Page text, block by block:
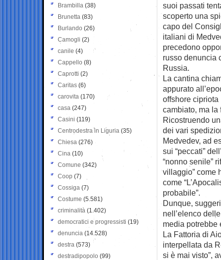
suoi passati
scoperto una
capo del
italiani di
precedono
russo denuncia
Russia.
La cantina
appurato
offshore cipriota
cambiato, ma la
Ricostruendo
dei vari
Medvedev, ad
sui “peccati”
“nonno senile”
villaggio” come
come
probabile”.
Dunque,
nell’elenco
media potrebbe
La Fattoria di
interpellata da
si è mai visto”,
Brambilla (38)
Brunetta (83)
Burlando (26)
Camogli (2)
canile (4)
Cappello (8)
Caprotti (2)
Caritas (6)
carovita (170)
casa (247)
Casini (119)
Centrodestra in Liguria (35)
Chiesa (276)
Cina (10)
Comune (342)
Coop (7)
Cossiga (7)
Costume (5.581)
criminalità (1.402)
democratici e progressisti (19)
denuncia (14.528)
destra (573)
destradipopolo (99)